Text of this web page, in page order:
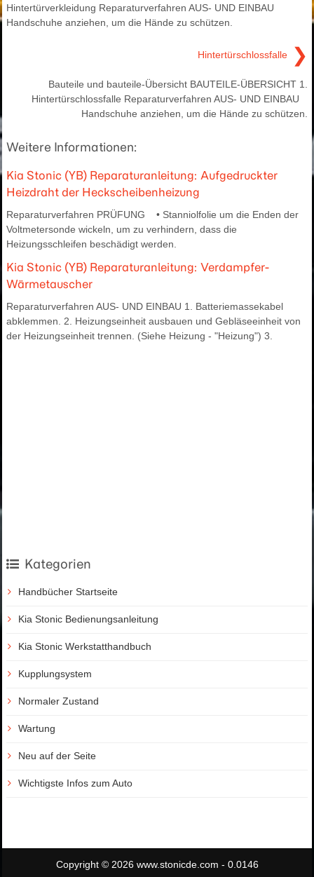
Hintertürverkleidung Reparaturverfahren AUS- UND EINBAU
Handschuhe anziehen, um die Hände zu schützen.
Hintertürschlossfalle ❯
Bauteile und bauteile-Übersicht BAUTEILE-ÜBERSICHT 1.
Hintertürschlossfalle Reparaturverfahren AUS- UND EINBAU
Handschuhe anziehen, um die Hände zu schützen.
Weitere Informationen:
Kia Stonic (YB) Reparaturanleitung: Aufgedruckter
Heizdraht der Heckscheibenheizung
Reparaturverfahren PRÜFUNG • Stanniolfolie um die Enden der
Voltmetersonde wickeln, um zu verhindern, dass die
Heizungsschleifen beschädigt werden.
Kia Stonic (YB) Reparaturanleitung: Verdampfer-
Wärmetauscher
Reparaturverfahren AUS- UND EINBAU 1. Batteriemassekabel
abklemmen. 2. Heizungseinheit ausbauen und Gebläseeinheit von
der Heizungseinheit trennen. (Siehe Heizung - "Heizung") 3.
Kategorien
Handbücher Startseite
Kia Stonic Bedienungsanleitung
Kia Stonic Werkstatthandbuch
Kupplungsystem
Normaler Zustand
Wartung
Neu auf der Seite
Wichtigste Infos zum Auto
Copyright © 2026 www.stonicde.com - 0.0146